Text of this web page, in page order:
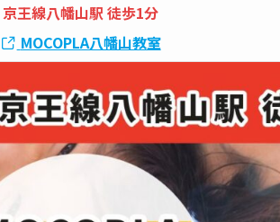
京王線八幡山駅 徒歩1分
MOCOPLA八幡山教室